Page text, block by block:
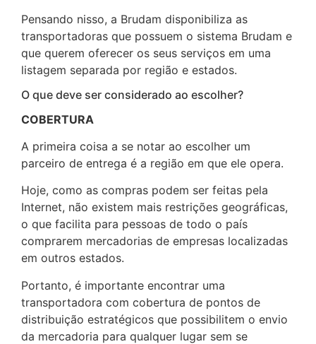
Pensando nisso, a Brudam disponibiliza as
transportadoras que possuem o sistema Brudam e
que querem oferecer os seus serviços em uma
listagem separada por região e estados.
O que deve ser considerado ao escolher?
COBERTURA
A primeira coisa a se notar ao escolher um
parceiro de entrega é a região em que ele opera.
Hoje, como as compras podem ser feitas pela
Internet, não existem mais restrições geográficas,
o que facilita para pessoas de todo o país
comprarem mercadorias de empresas localizadas
em outros estados.
Portanto, é importante encontrar uma
transportadora com cobertura de pontos de
distribuição estratégicos que possibilitem o envio
da mercadoria para qualquer lugar sem se